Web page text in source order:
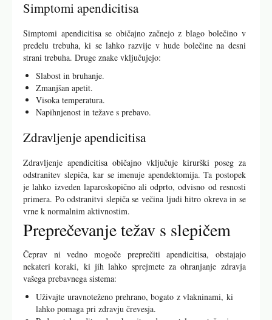
Simptomi apendicitisa
Simptomi apendicitisa se običajno začnejo z blago bolečino v
predelu trebuha, ki se lahko razvije v hude bolečine na desni
strani trebuha. Druge znake vključujejo:
Slabost in bruhanje.
Zmanjšan apetit.
Visoka temperatura.
Napihnjenost in težave s prebavo.
Zdravljenje apendicitisa
Zdravljenje apendicitisa običajno vključuje kirurški poseg za
odstranitev slepiča, kar se imenuje apendektomija. Ta postopek
je lahko izveden laparoskopično ali odprto, odvisno od resnosti
primera. Po odstranitvi slepiča se večina ljudi hitro okreva in se
vrne k normalnim aktivnostim.
Preprečevanje težav s slepičem
Čeprav ni vedno mogoče preprečiti apendicitisa, obstajajo
nekateri koraki, ki jih lahko sprejmete za ohranjanje zdravja
vašega prebavnega sistema:
Uživajte uravnoteženo prehrano, bogato z vlakninami, ki
lahko pomaga pri zdravju črevesja.